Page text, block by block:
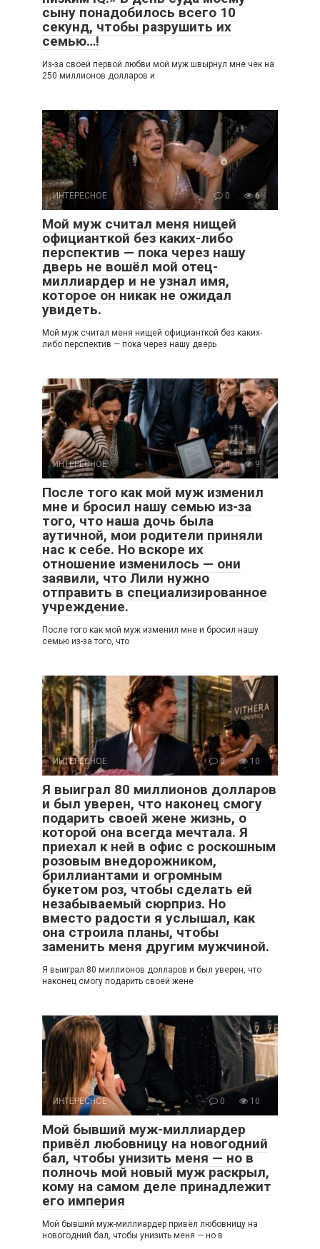
сыну понадобилось всего 10
секунд, чтобы разрушить их
семью…!
Из-за своей первой любви мой муж швырнул мне чек на
250 миллионов долларов и
ИНТЕРЕСНОЕ 0 6
Мой муж считал меня нищей
официанткой без каких-либо
перспектив — пока через нашу
дверь не вошёл мой отец-
миллиардер и не узнал имя,
которое он никак не ожидал
увидеть.
Мой муж считал меня нищей официанткой без каких-
либо перспектив — пока через нашу дверь
ИНТЕРЕСНОЕ 0 9
После того как мой муж изменил
мне и бросил нашу семью из-за
того, что наша дочь была
аутичной, мои родители приняли
нас к себе. Но вскоре их
отношение изменилось — они
заявили, что Лили нужно
отправить в специализированное
учреждение.
После того как мой муж изменил мне и бросил нашу
семью из-за того, что
ИНТЕРЕСНОЕ 0 10
Я выиграл 80 миллионов долларов
и был уверен, что наконец смогу
подарить своей жене жизнь, о
которой она всегда мечтала. Я
приехал к ней в офис с роскошным
розовым внедорожником,
бриллиантами и огромным
букетом роз, чтобы сделать ей
незабываемый сюрприз. Но
вместо радости я услышал, как
она строила планы, чтобы
заменить меня другим мужчиной.
Я выиграл 80 миллионов долларов и был уверен, что
наконец смогу подарить своей жене
ИНТЕРЕСНОЕ 0 10
Мой бывший муж-миллиардер
привёл любовницу на новогодний
бал, чтобы унизить меня — но в
полночь мой новый муж раскрыл,
кому на самом деле принадлежит
его империя
Мой бывший муж-миллиардер привёл любовницу на
новогодний бал, чтобы унизить меня — но в